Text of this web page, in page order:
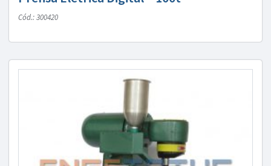
Cód.: 300420